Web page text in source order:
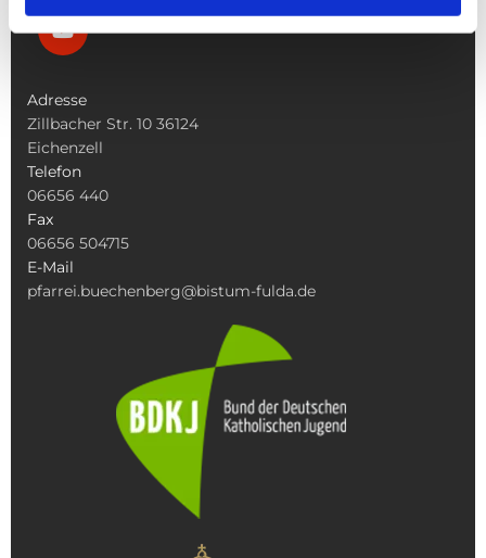
Adresse
Zillbacher Str. 10 36124
Eichenzell
Telefon
06656 440
Fax
06656 504715
E-Mail
pfarrei.buechenberg@bistum-fulda.de